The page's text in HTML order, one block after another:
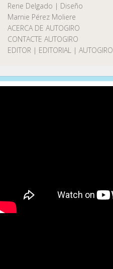
Rene Delgado | Diseño
Marnie Pérez Moliere
ACERCA DE AUTOGIRO
CONTACTE AUTOGIRO
EDITOR | EDITORIAL | AUTOGIRO